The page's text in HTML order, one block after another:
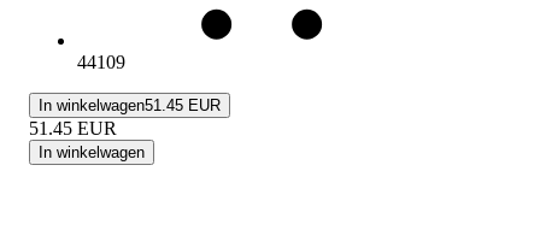
44109
In winkelwagen51.45 EUR
51.45 EUR
In winkelwagen